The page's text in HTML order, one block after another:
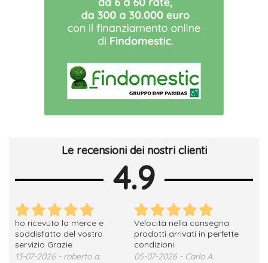
Le recensioni dei nostri clienti
4.9
ho ricevuto la merce e
soddisfatto del vostro
servizio Grazie
13-07-2026 - roberto a.
Velocità nella consegna
prodotti arrivati in perfette
condizioni.
05-07-2026 - Carlo A.